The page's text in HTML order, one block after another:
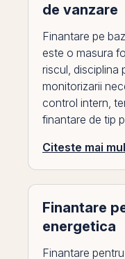
de vanzare
Finantare pe
este o masura
riscul, disciplina
monitorizarii
control intern,
finantare de tip
Citeste mai
Finantare
energetica
Finantare